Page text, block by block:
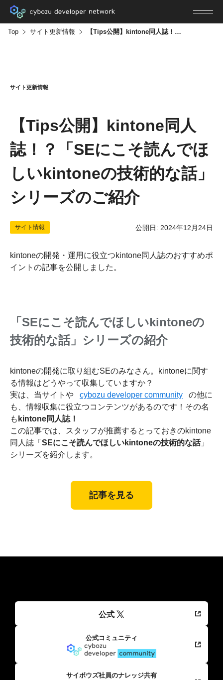
Top サイト更新情報 【Tips公開】kintone同人誌！？「SEにこそ読んでほしいkintoneの技術的な話」シリーズのご紹介
サイト更新情報
【Tips公開】kintone同人
誌！？「SEにこそ読んでほ
しいkintoneの技術的な話」
シリーズのご紹介
サイト情報 公開日: 2024年12月24日
kintoneの開発・運用に役立つkintone同人誌のおすすめポ
イントの記事を公開しました。
「SEにこそ読んでほしいkintoneの
技術的な話」シリーズの紹介
kintoneの開発に取り組むSEのみなさん。kintoneに関す
る情報はどうやって収集していますか？
実は、当サイトや
cybozu developer community
の他に
も、情報収集に役立つコンテンツがあるのです！その名
も kintone同人誌！
この記事では、スタッフが推薦するとっておきのkintone
同人誌「 SEにこそ読んでほしいkintoneの技術的な話」
シリーズを紹介します。
記事を見る
公式
公式コミュニティ
サイボウズ社員のナレッジ共有